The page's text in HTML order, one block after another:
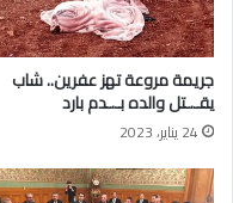
ت
ح
ل
ي
ق
ف
ي
أ
ر
ة
ا
ل
ج
ن
س
ي
جريمة مروعة تهز عفرين.. شاب
يقـ.ـتل والده بـ.ـدم بارد
24 يناير، 2023